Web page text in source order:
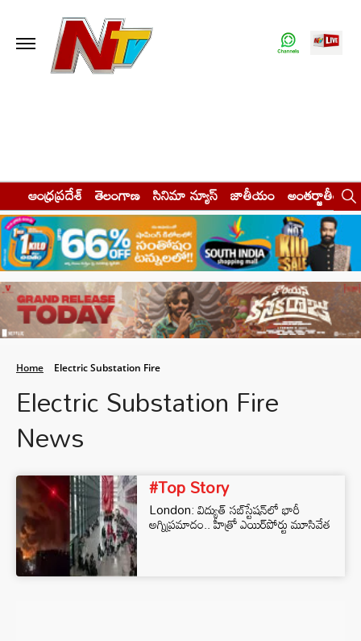
ఆంధ్రప్రదేశ్ తెలంగాణ సినిమా న్యూస్ జాతీయం అంతర్జాతీయం
Home Electric Substation Fire
Electric Substation Fire
News
#Top Story
London: విద్యుత్ సబ్‌స్టేషన్‌లో భారీ
అగ్నిప్రమాదం.. హీత్రో ఎయిర్‌పోర్టు మూసివేత